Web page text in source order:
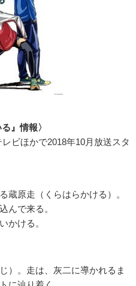
』情報〉
ビほかで2018年10月放送スタ
蔵原走（くらはらかける）。
んで来る。
かける。
）。走は、灰二に導かれるま